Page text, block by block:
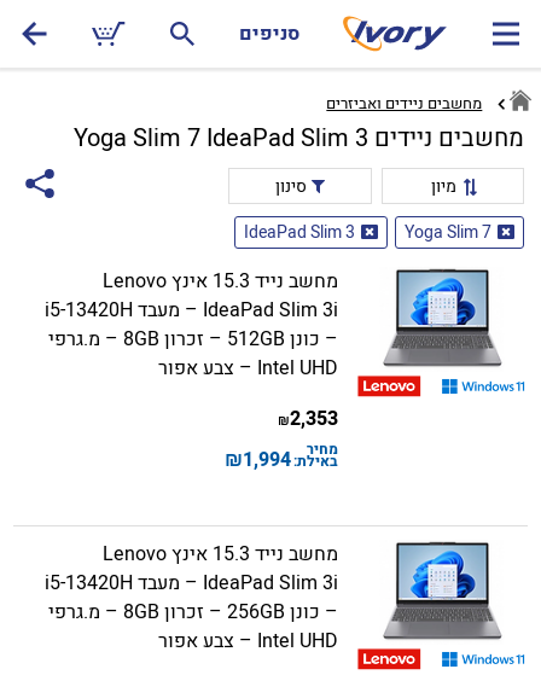
סניפים
מחשבים ניידים ואביזרים
מחשבים ניידים Yoga Slim 7 IdeaPad Slim 3
מיון
סינון
Yoga Slim 7
IdeaPad Slim 3
מחשב נייד 15.3 אינץ Lenovo
IdeaPad Slim 3i – מעבד i5-13420H
– כונן 512GB – זכרון 8GB – מ.גרפי
Intel UHD – צבע אפור
2,353
₪
מחיר
באילת:1,994
₪
מחשב נייד 15.3 אינץ Lenovo
IdeaPad Slim 3i – מעבד i5-13420H
– כונן 256GB – זכרון 8GB – מ.גרפי
Intel UHD – צבע אפור